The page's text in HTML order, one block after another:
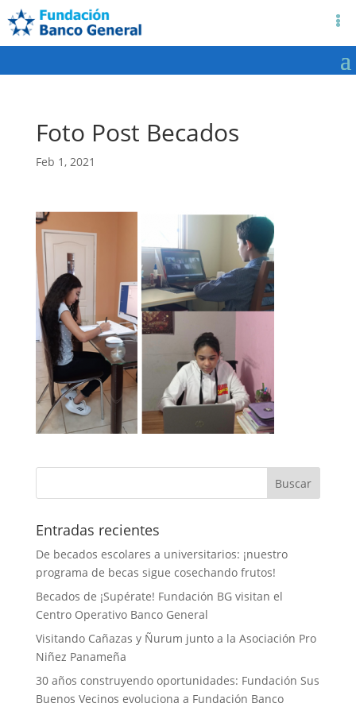
Foto Post Becados
Feb 1, 2021
Entradas recientes
De becados escolares a universitarios: ¡nuestro
programa de becas sigue cosechando frutos!
Becados de ¡Supérate! Fundación BG visitan el
Centro Operativo Banco General
Visitando Cañazas y Ñurum junto a la Asociación Pro
Niñez Panameña
30 años construyendo oportunidades: Fundación Sus
Buenos Vecinos evoluciona a Fundación Banco